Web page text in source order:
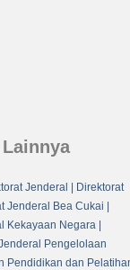
Jenderal
| Direktorat
Jenderal Bea Cukai
Kekayaan Negara
Pengelolaan
Pendidikan dan